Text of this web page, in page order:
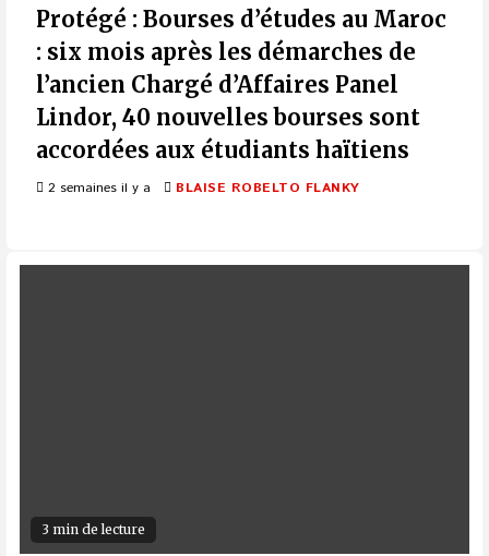
Protégé : Bourses d’études au Maroc
: six mois après les démarches de
l’ancien Chargé d’Affaires Panel
Lindor, 40 nouvelles bourses sont
accordées aux étudiants haïtiens
2 semaines il y a BLAISE ROBELTO FLANKY
3 min de lecture